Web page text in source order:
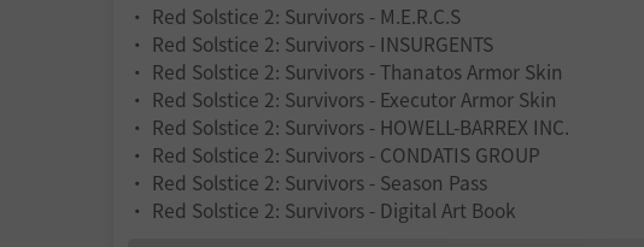
• Red Solstice 2: Survivors - M.E.R.C.S
• Red Solstice 2: Survivors - INSURGENTS
• Red Solstice 2: Survivors - Thanatos Armor Skin
• Red Solstice 2: Survivors - Executor Armor Skin
• Red Solstice 2: Survivors - HOWELL-BARREX INC.
• Red Solstice 2: Survivors - CONDATIS GROUP
• Red Solstice 2: Survivors - Season Pass
• Red Solstice 2: Survivors - Digital Art Book